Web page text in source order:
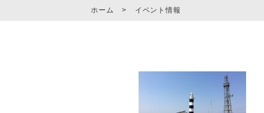
ホーム > イベント情報